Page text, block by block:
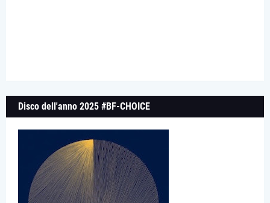
Disco dell'anno 2025 #BF-CHOICE